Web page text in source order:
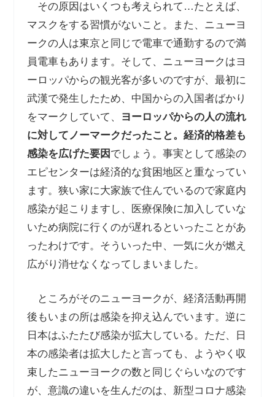
その原因はいくつも考えられて…たとえば、
マスクをする習慣がないこと。また、ニューヨ
ークの人は東京と同じで電車で通勤するので満
員電車もあります。そして、ニューヨークはヨ
ーロッパからの観光客が多いのですが、最初に
武漢で発生したため、中国からの入国者ばかり
をマークしていて、
ヨーロッパからの人の流れ
に対してノーマークだったこと。経済的格差も
感染を広げた要因 でしょう。事実として感染の
エピセンターは経済的な貧困地区と重なってい
ます。狭い家に大家族で住んでいるので家庭内
感染が起こりますし、医療保険に加入していな
いため病院に行くのが遅れるといったことがあ
ったわけです。そういった中、一気に火が燃え
広がり消せなくなってしまいました。
ところがそのニューヨークが、経済活動再開
後もいまの所は感染を抑え込んでいます。逆に
日本はふたたび感染が拡大している。ただ、日
本の感染者は拡大したと言っても、ようやく収
束したニューヨークの数と同じぐらいなのです
が、意識の違いを生んだのは、新型コロナ感染